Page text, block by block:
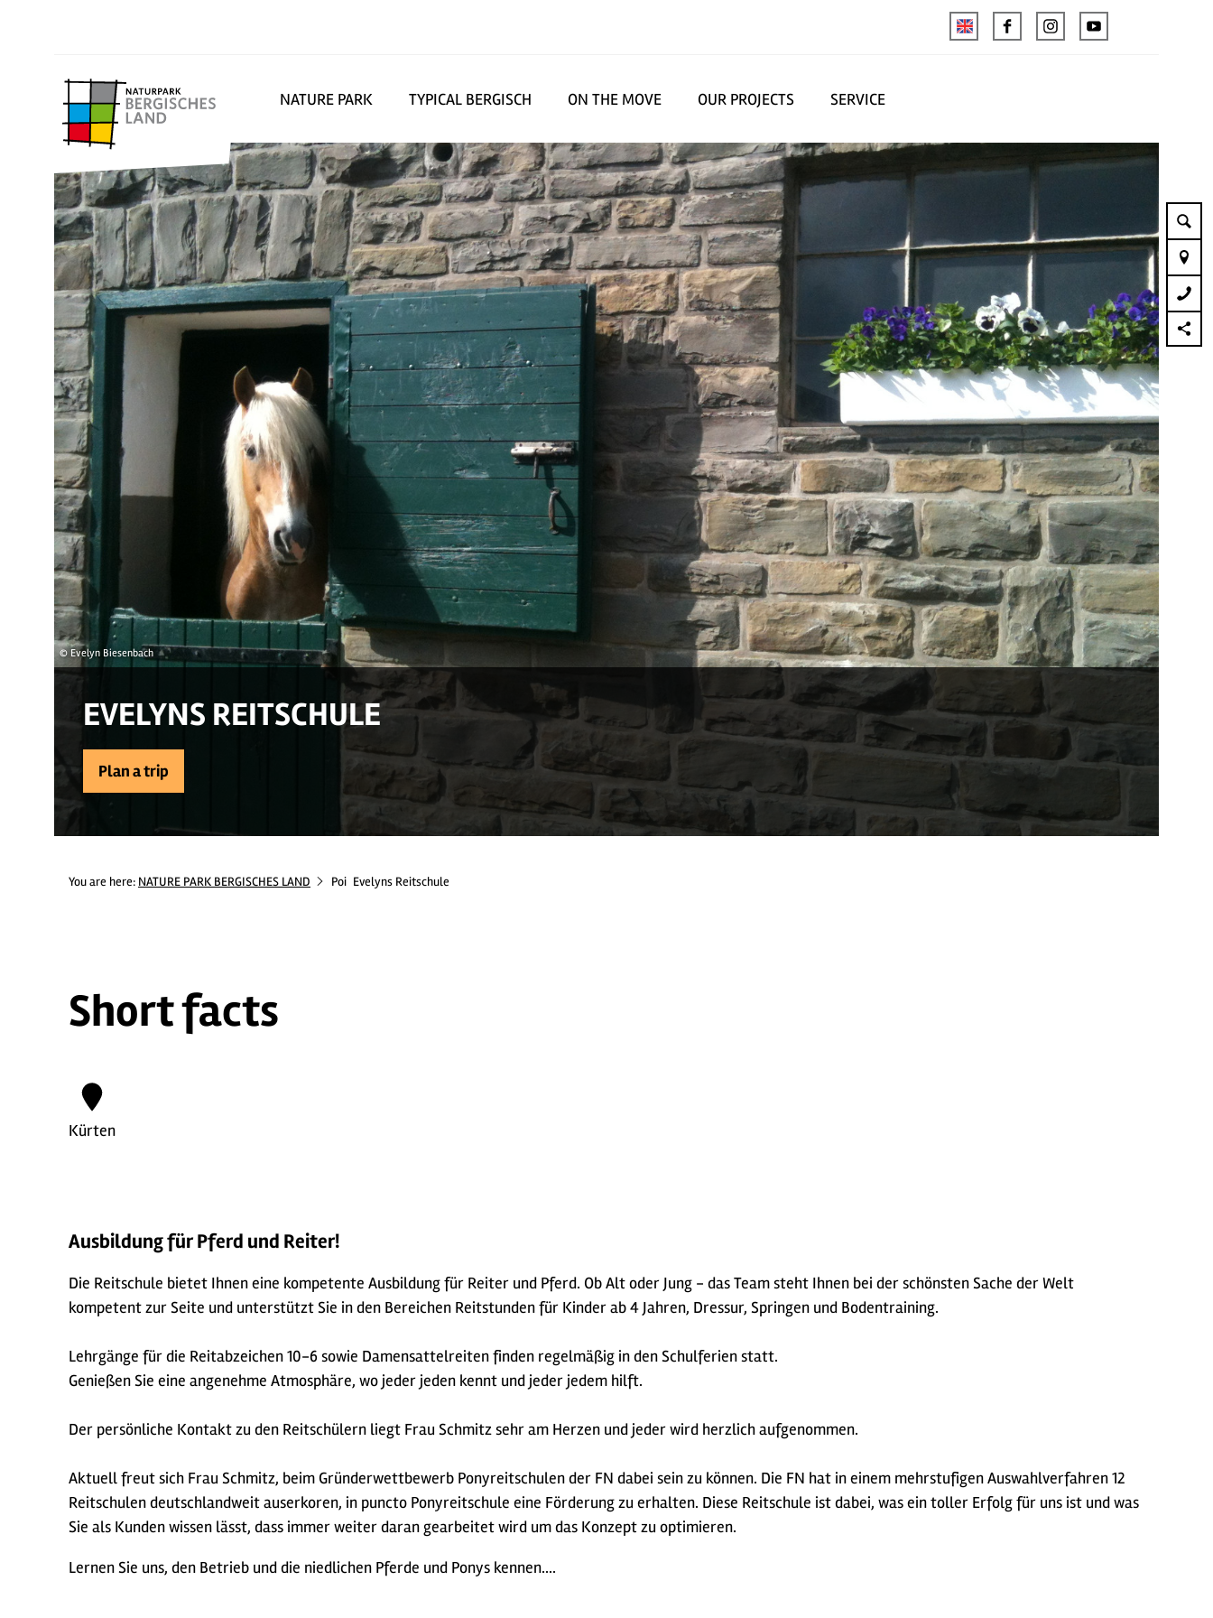
NATURE PARK TYPICAL BERGISCH ON THE MOVE OUR PROJECTS SERVICE
© Evelyn Biesenbach
EVELYNS REITSCHULE
Plan a trip
You are here: NATURE PARK BERGISCHES LAND Poi Evelyns Reitschule
Short facts
Kürten
Ausbildung für Pferd und Reiter!
Die Reitschule bietet Ihnen eine kompetente Ausbildung für Reiter und Pferd. Ob Alt oder Jung - das Team steht Ihnen bei der schönsten Sache der Welt
kompetent zur Seite und unterstützt Sie in den Bereichen Reitstunden für Kinder ab 4 Jahren, Dressur, Springen und Bodentraining.
Lehrgänge für die Reitabzeichen 10-6 sowie Damensattelreiten finden regelmäßig in den Schulferien statt.
Genießen Sie eine angenehme Atmosphäre, wo jeder jeden kennt und jeder jedem hilft.
Der persönliche Kontakt zu den Reitschülern liegt Frau Schmitz sehr am Herzen und jeder wird herzlich aufgenommen.
Aktuell freut sich Frau Schmitz, beim Gründerwettbewerb Ponyreitschulen der FN dabei sein zu können. Die FN hat in einem mehrstufigen Auswahlverfahren 12
Reitschulen deutschlandweit auserkoren, in puncto Ponyreitschule eine Förderung zu erhalten. Diese Reitschule ist dabei, was ein toller Erfolg für uns ist und was
Sie als Kunden wissen lässt, dass immer weiter daran gearbeitet wird um das Konzept zu optimieren.
Lernen Sie uns, den Betrieb und die niedlichen Pferde und Ponys kennen....